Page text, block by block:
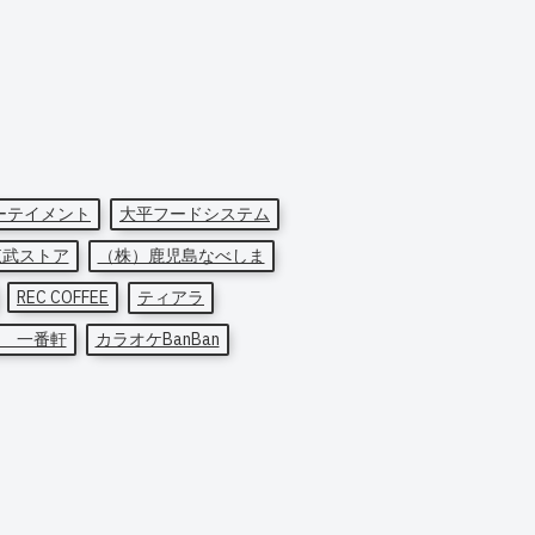
イメント
大平フードシステム
ストア
（株）鹿児島なべしま
REC COFFEE
ティアラ
一番軒
カラオケBanBan